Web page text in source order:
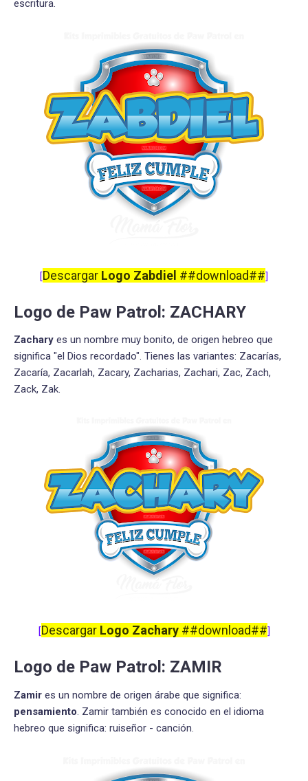
escritura.
[Descargar Logo Zabdiel ##download##]
Logo de Paw Patrol: ZACHARY
Zachary es un nombre muy bonito, de origen hebreo que
significa "el Dios recordado". Tienes las variantes: Zacarías,
Zacaría, Zacarlah, Zacary, Zacharias, Zachari, Zac, Zach,
Zack, Zak.
[Descargar Logo Zachary##download##]
Logo de Paw Patrol: ZAMIR
Zamir es un nombre de origen árabe que significa:
pensamiento. Zamir también es conocido en el idioma
hebreo que significa: ruiseñor - canción.